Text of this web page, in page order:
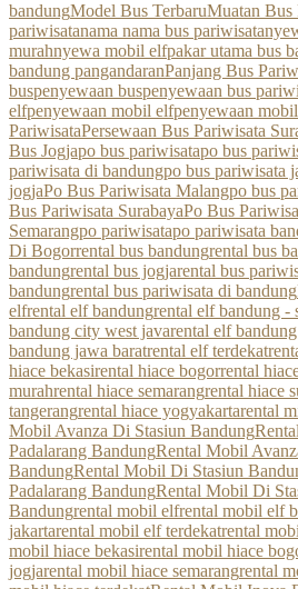
bandungModel Bus TerbaruMuatan Bus
pariwisatanama nama bus pariwisata
murahnyewa mobil elfpakar utama bus
bandung pangandaranPanjang Bus
buspenyewaan buspenyewaan bus
elfpenyewaan mobil elfpenyewaan
PariwisataPersewaan Bus Pariwisata
Bus Jogjapo bus pariwisatapo bus
pariwisata di bandungpo bus pariwisata
jogjaPo Bus Pariwisata Malangpo bus
Bus Pariwisata SurabayaPo Bus
Semarangpo pariwisatapo pariwisata
Di Bogorrental bus bandungrental bus
bandungrental bus jogjarental bus
bandungrental bus pariwisata di bandung
elfrental elf bandungrental elf bandung -
bandung city west javarental elf
bandung jawa baratrental elf terdekat
hiace bekasirental hiace bogorrental
murahrental hiace semarangrental hiace
tangerangrental hiace yogyakartarental
Mobil Avanza Di Stasiun Bandung
Padalarang BandungRental Mobil
BandungRental Mobil Di Stasiun
Padalarang BandungRental Mobil Di
Bandungrental mobil elfrental mobil elf
jakartarental mobil elf terdekatrental
mobil hiace bekasirental mobil hiace
jogjarental mobil hiace semarangrental